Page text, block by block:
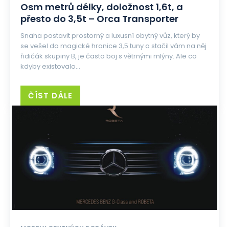
Osm metrů délky, doložnost 1,6t, a
přesto do 3,5t – Orca Transporter
Snaha postavit prostorný a luxusní obytný vůz, který by
se vešel do magické hranice 3,5 tuny a stačil vám na něj
řidičák skupiny B, je často boj s větrnými mlýny. Ale co
kdyby existovalo...
ČÍST DÁLE